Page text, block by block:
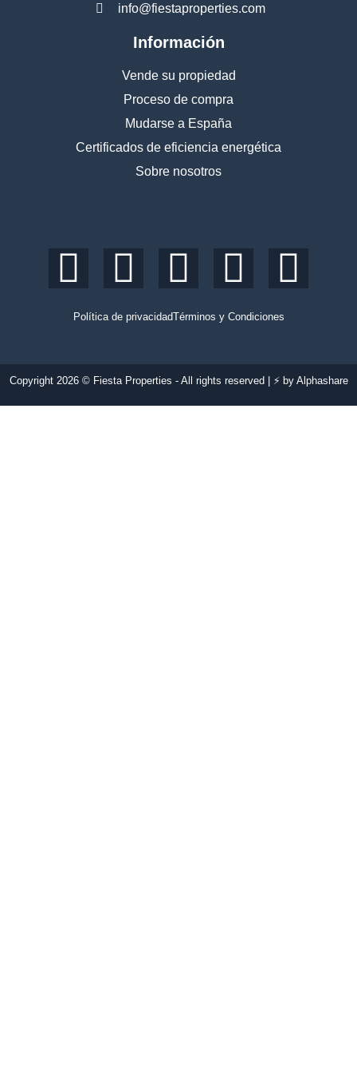
info@fiestaproperties.com
Información
Vende su propiedad
Proceso de compra
Mudarse a España
Certificados de eficiencia energética
Sobre nosotros
Política de privacidadTérminos y Condiciones
Copyright 2026 © Fiesta Properties - All rights reserved | ⚡ by Alphashare